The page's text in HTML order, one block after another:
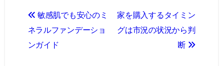
稿
ナ
敏感肌でも安心のミ
ネラルファンデーショ
ンガイド
家を購入するタイミン
グは市況の状況から判
断